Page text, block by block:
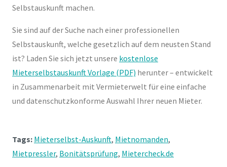
Selbstauskunft machen.
Sie sind auf der Suche nach einer professionellen
Selbstauskunft, welche gesetzlich auf dem neusten Stand
ist? Laden Sie sich jetzt unsere kostenlose
Mieterselbstauskunft Vorlage (PDF) herunter – entwickelt
in Zusammenarbeit mit Vermieterwelt für eine einfache
und datenschutzkonforme Auswahl Ihrer neuen Mieter.
Tags: Mieterselbst-Auskunft, Mietnomanden,
Mietpressler, Bonitätsprüfung, Mietercheck.de